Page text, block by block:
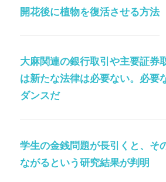
開花後に植物を復活させる方法
大麻関連の銀行取引や主要証券
は新たな法律は必要ない。必要
ダンスだ
学生の金銭問題が長引くと、そ
ながるという研究結果が判明